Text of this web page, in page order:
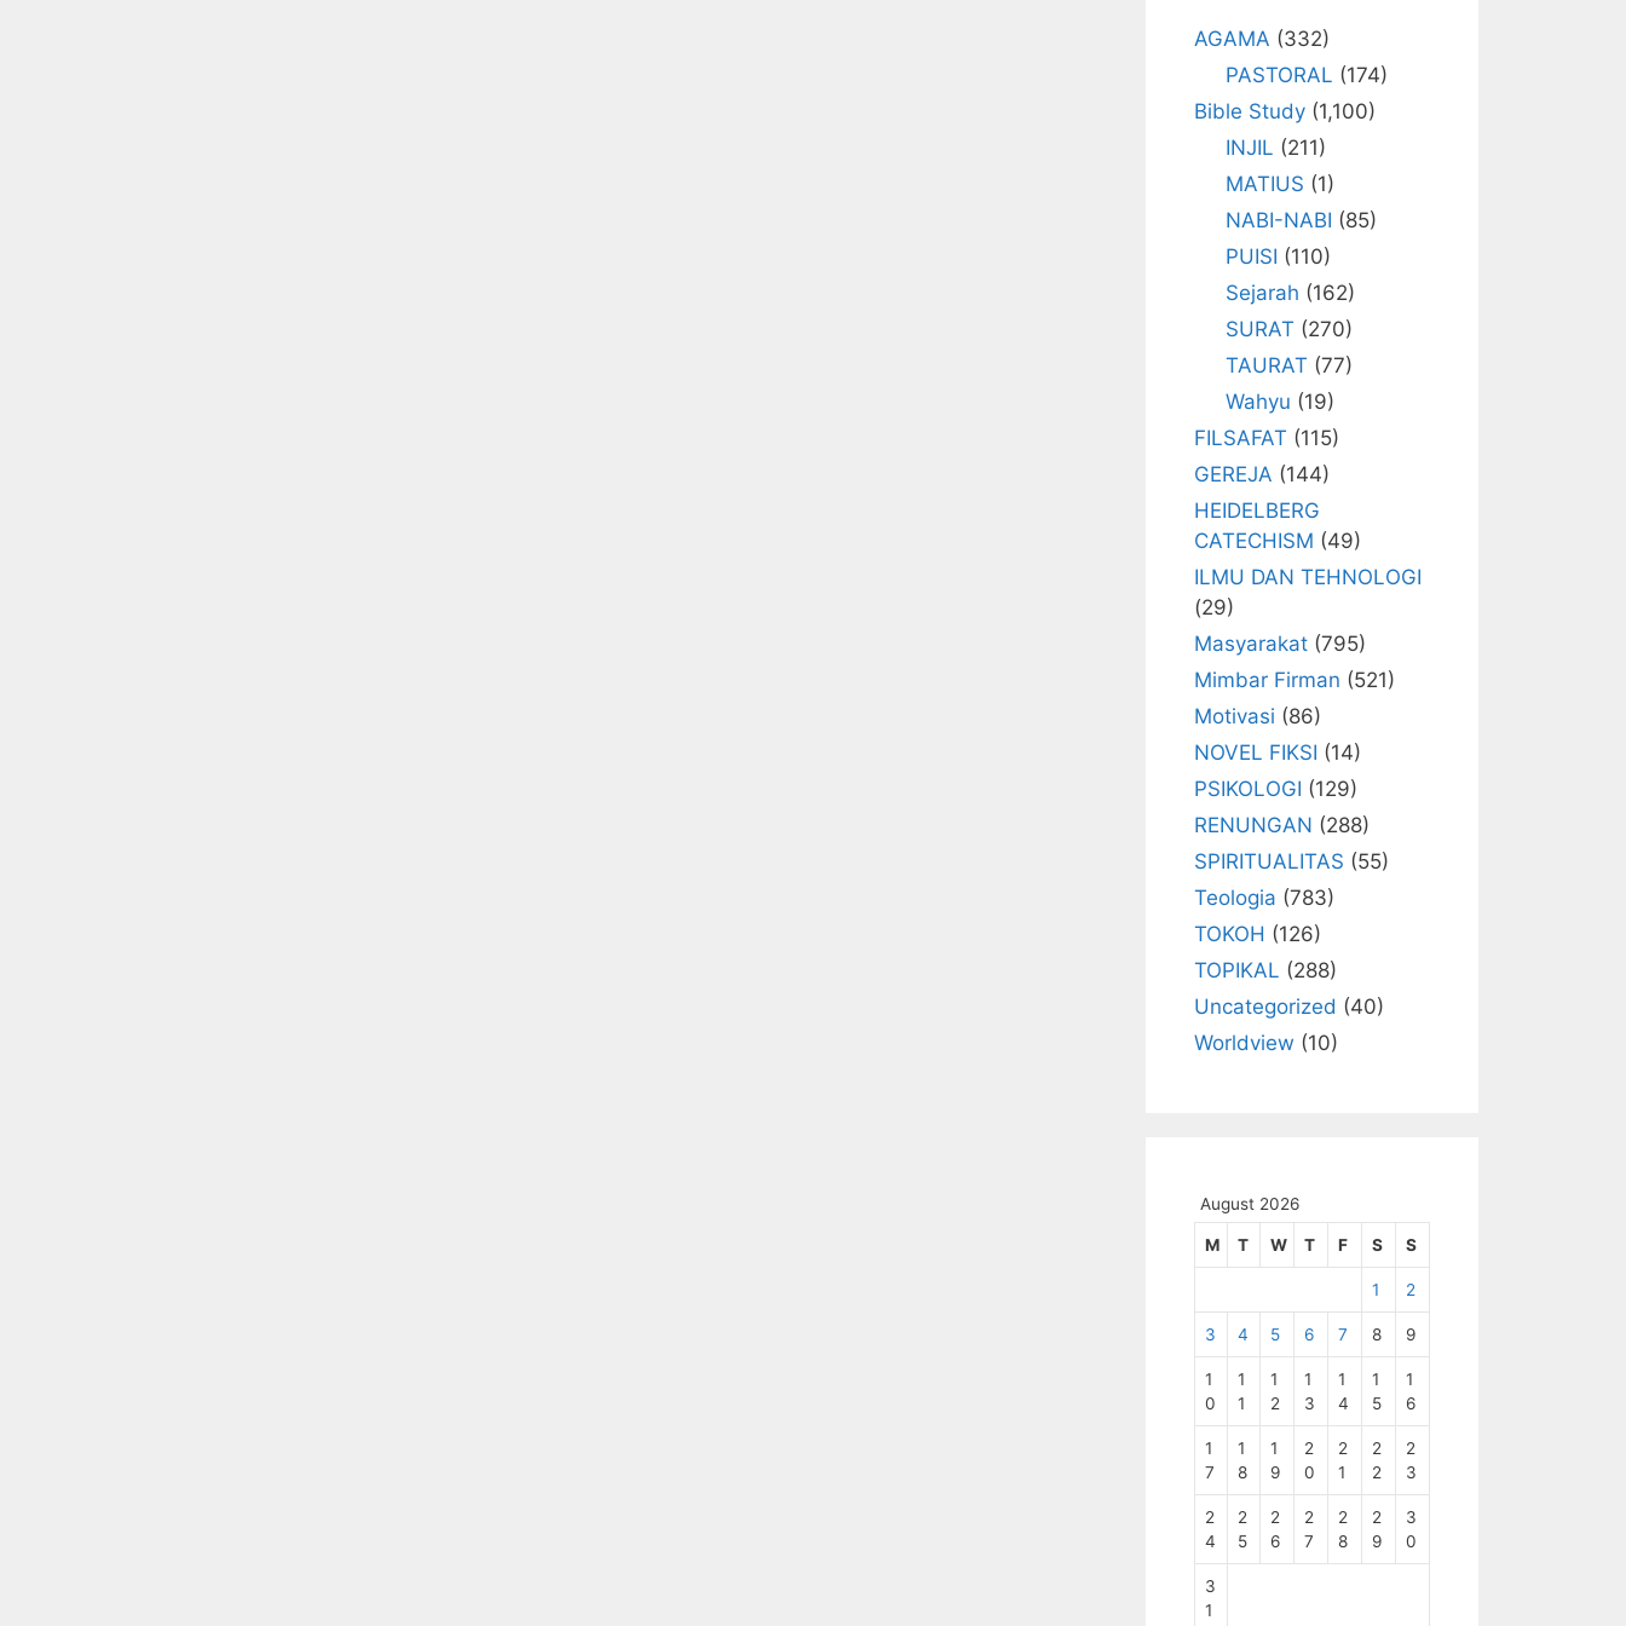
AGAMA (332)
PASTORAL (174)
Bible Study (1,100)
INJIL (211)
MATIUS (1)
NABI-NABI (85)
PUISI (110)
Sejarah (162)
SURAT (270)
TAURAT (77)
Wahyu (19)
FILSAFAT (115)
GEREJA (144)
HEIDELBERG
CATECHISM (49)
ILMU DAN TEHNOLOGI
(29)
Masyarakat (795)
Mimbar Firman (521)
Motivasi (86)
NOVEL FIKSI (14)
PSIKOLOGI (129)
RENUNGAN (288)
SPIRITUALITAS (55)
Teologia (783)
TOKOH (126)
TOPIKAL (288)
Uncategorized (40)
Worldview (10)
August 2026
M T W T F S S
1 2
3 4 5 6 7 8 9
1
0
1
1
1
2
1
3
1
4
1
5
1
6
1
7
1
8
1
9
2
0
2
1
2
2
2
3
2
4
2
5
2
6
2
7
2
8
2
9
3
0
3
1